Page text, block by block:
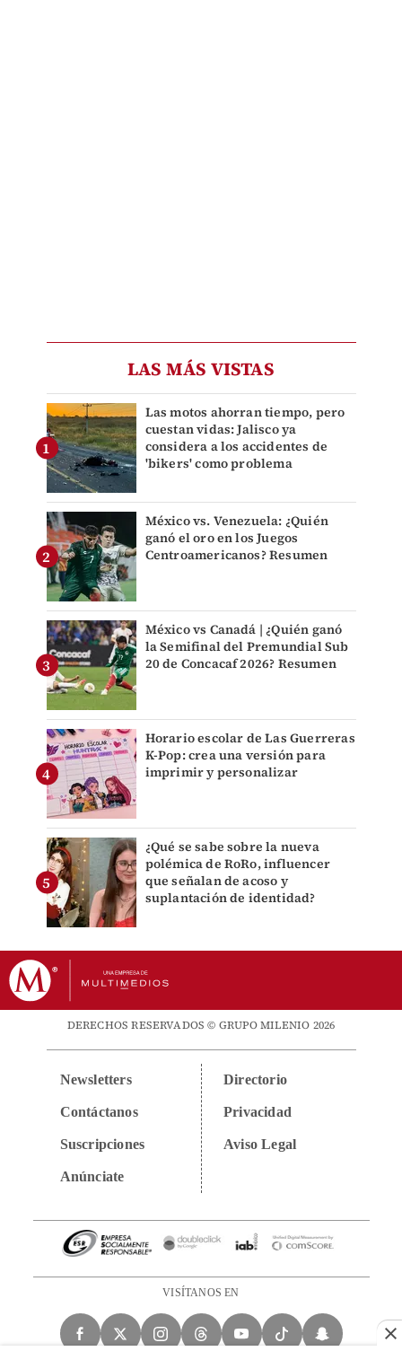
LAS MÁS VISTAS
Las motos ahorran tiempo, pero
cuestan vidas: Jalisco ya
considera a los accidentes de
'bikers' como problema
México vs. Venezuela: ¿Quién
ganó el oro en los Juegos
Centroamericanos? Resumen
México vs Canadá | ¿Quién ganó
la Semifinal del Premundial Sub
20 de Concacaf 2026? Resumen
Horario escolar de Las Guerreras
K-Pop: crea una versión para
imprimir y personalizar
¿Qué se sabe sobre la nueva
polémica de RoRo, influencer
que señalan de acoso y
suplantación de identidad?
DERECHOS RESERVADOS © GRUPO MILENIO 2026
Newsletters
Contáctanos
Suscripciones
Anúnciate
Directorio
Privacidad
Aviso Legal
VISÍTANOS EN